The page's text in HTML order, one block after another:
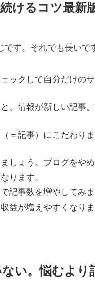
るコツ最新
す。それでも長いで
ックして自分だけの
、情報が新しい記事
＝記事）にこだわり
しょう。ブログをや
ります。
記事数を増やしてみま
益が増えやすくなりま
い。悩むより